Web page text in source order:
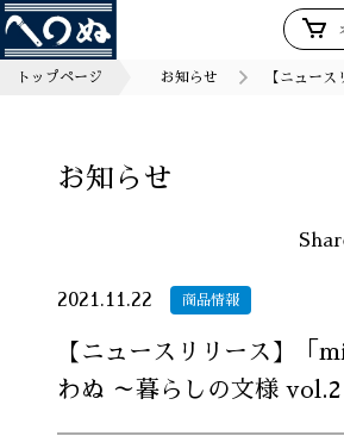
トップページ お知らせ 【ニュー
お知らせ
2021.11.22 商品情報
【ニュースリリース】「
わぬ ～暮らしの文様